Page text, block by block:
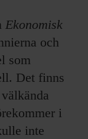
Ekonomisk
och
som
Det finns
i
inte